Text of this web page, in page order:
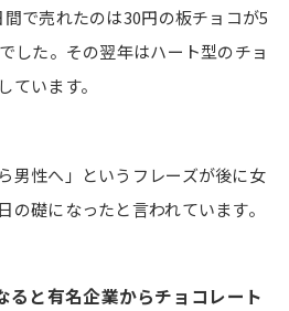
で売れたのは30円の板チョコが5
した。その翌年はハート型のチョ
ています。
男性へ」というフレーズが後に女
の礎になったと言われています。
と有名企業からチョコレート